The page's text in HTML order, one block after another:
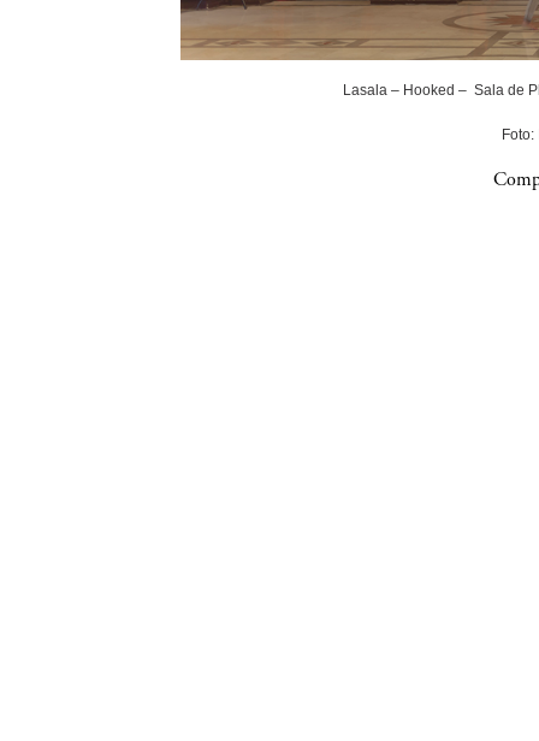
Lasala – Hooked – Sala de